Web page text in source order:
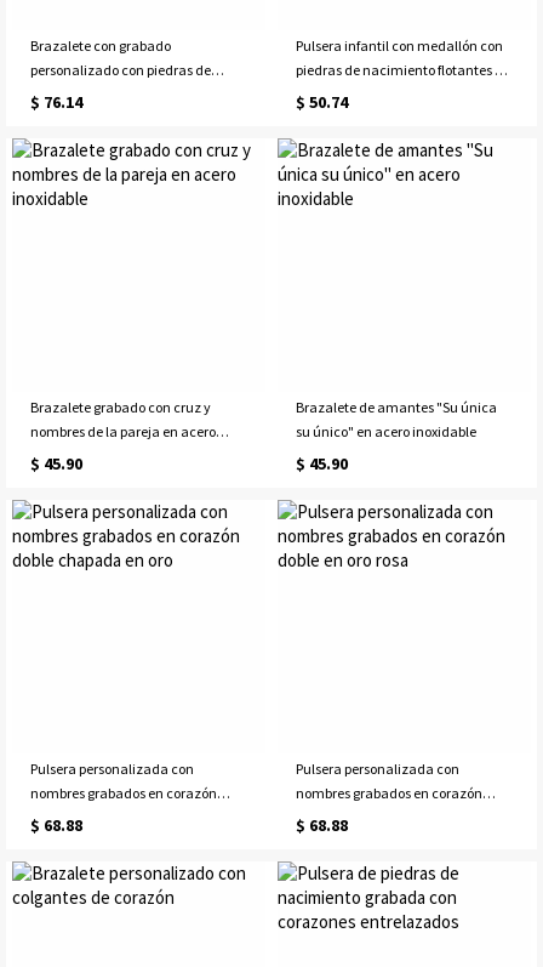
Brazalete con grabado
personalizado con piedras de
nacimiento en oro rosa
$ 76.14
Pulsera infantil con medallón con
piedras de nacimiento flotantes en
acero inoxidable.
$ 50.74
Brazalete grabado con cruz y
nombres de la pareja en acero
inoxidable
$ 45.90
Brazalete de amantes "Su única
su único" en acero inoxidable
$ 45.90
Pulsera personalizada con
nombres grabados en corazón
doble chapada en oro
$ 68.88
Pulsera personalizada con
nombres grabados en corazón
doble en oro rosa
$ 68.88